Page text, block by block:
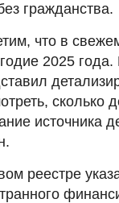
гражданства.
что в
2025
сколько
источника
реестре